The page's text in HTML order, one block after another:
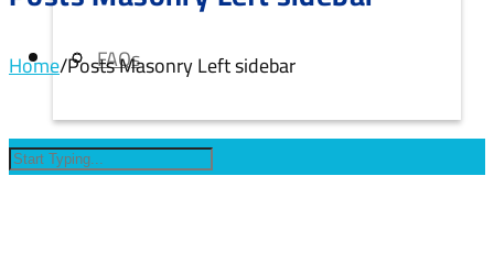
FAQs
Home/Posts Masonry Left sidebar